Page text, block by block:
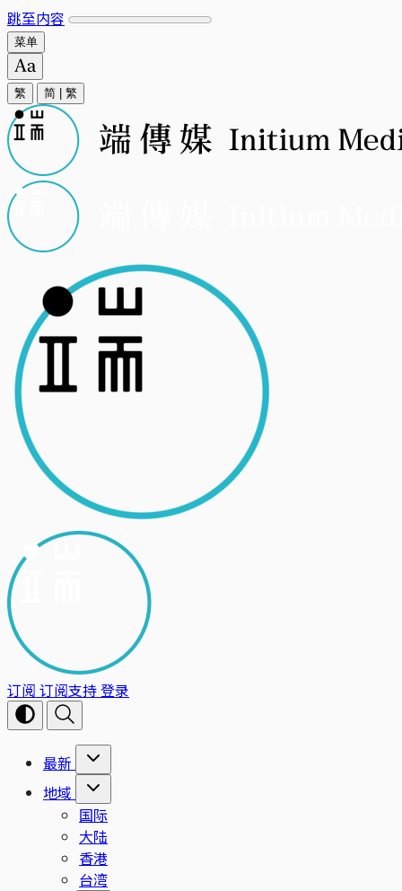
跳至内容
菜单
繁 简 繁
订阅 订阅支持登录
最新
地域
国际
大陆
香港
台湾